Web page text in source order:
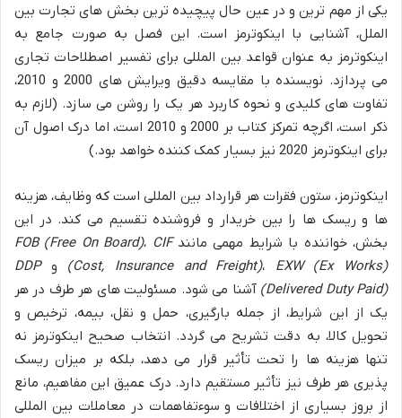
یکی از مهم ترین و در عین حال پیچیده ترین بخش های تجارت بین
الملل، آشنایی با اینکوترمز است. این فصل به صورت جامع به
اینکوترمز به عنوان قواعد بین المللی برای تفسیر اصطلاحات تجاری
می پردازد. نویسنده با مقایسه دقیق ویرایش های 2000 و 2010،
تفاوت های کلیدی و نحوه کاربرد هر یک را روشن می سازد. (لازم به
ذکر است، اگرچه تمرکز کتاب بر 2000 و 2010 است، اما درک اصول آن
برای اینکوترمز 2020 نیز بسیار کمک کننده خواهد بود.)
اینکوترمز، ستون فقرات هر قرارداد بین المللی است که وظایف، هزینه
ها و ریسک ها را بین خریدار و فروشنده تقسیم می کند. در این
بخش، خواننده با شرایط مهمی مانند
FOB (Free On Board)، CIF
(Cost, Insurance and Freight)، EXW (Ex Works) وDDP
(Delivered Duty Paid) آشنا می شود. مسئولیت های هر طرف در هر
یک از این شرایط، از جمله بارگیری، حمل و نقل، بیمه، ترخیص و
تحویل کالا، به دقت تشریح می گردد. انتخاب صحیح اینکوترمز نه
تنها هزینه ها را تحت تأثیر قرار می دهد، بلکه بر میزان ریسک
پذیری هر طرف نیز تأثیر مستقیم دارد. درک عمیق این مفاهیم، مانع
از بروز بسیاری از اختلافات و سوءتفاهمات در معاملات بین المللی